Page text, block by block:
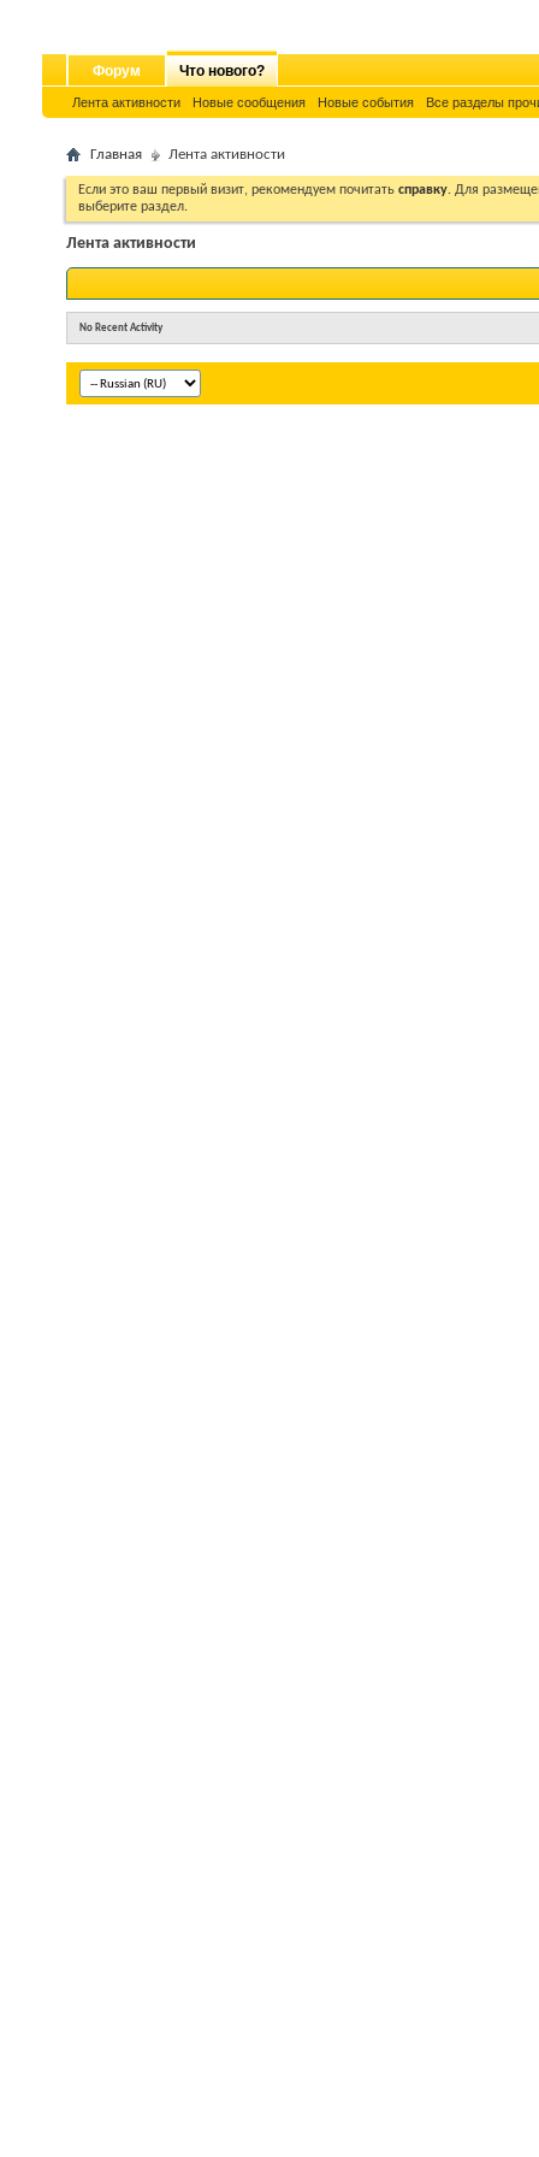
Форум Что нового?
Лента активности Новые сообщения Новые события Все разделы
Главная Лента активности
Если это ваш первый визит, рекомендуем почитать справку. Для
выберите раздел.
Лента активности
No Recent Activity